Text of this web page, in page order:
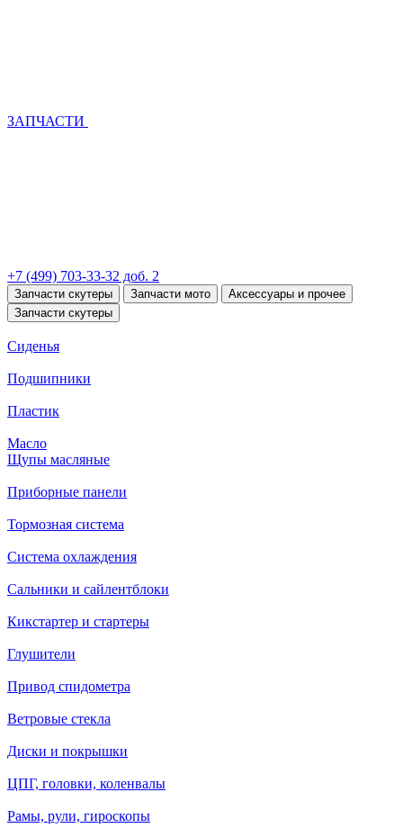
ЗАПЧАСТИ
+7 (499) 703-33-32 доб. 2
Запчасти скутеры Запчасти мото
Аксессуары и прочее
Запчасти скутеры
Сиденья
Подшипники
Пластик
Масло
Щупы масляные
Приборные панели
Тормозная система
Система охлаждения
Сальники и сайлентблоки
Кикстартер и стартеры
Глушители
Привод спидометра
Ветровые стекла
Диски и покрышки
ЦПГ, головки, коленвалы
Рамы, рули, гироскопы